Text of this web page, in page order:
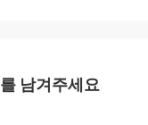
남겨주세요